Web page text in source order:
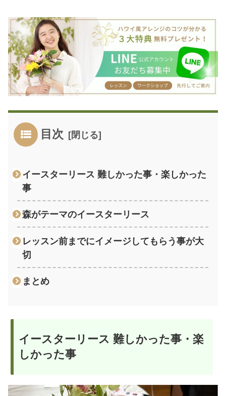
目次
イースターリース 難しかった事・楽しかった
事
森がテーマのイースターリース
レッスン前までにイメージしてもらう事が大
切
まとめ
イースターリース 難しかった事・楽
しかった事